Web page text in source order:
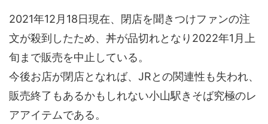
2021年12月18日現在、閉店を聞きつけファンの注
文が殺到したため、丼が品切れとなり2022年1月上
旬まで販売を中止している。
今後お店が閉店となれば、JRとの関連性も失われ、
販売終了もあるかもしれない小山駅きそば究極のレ
アアイテムである。